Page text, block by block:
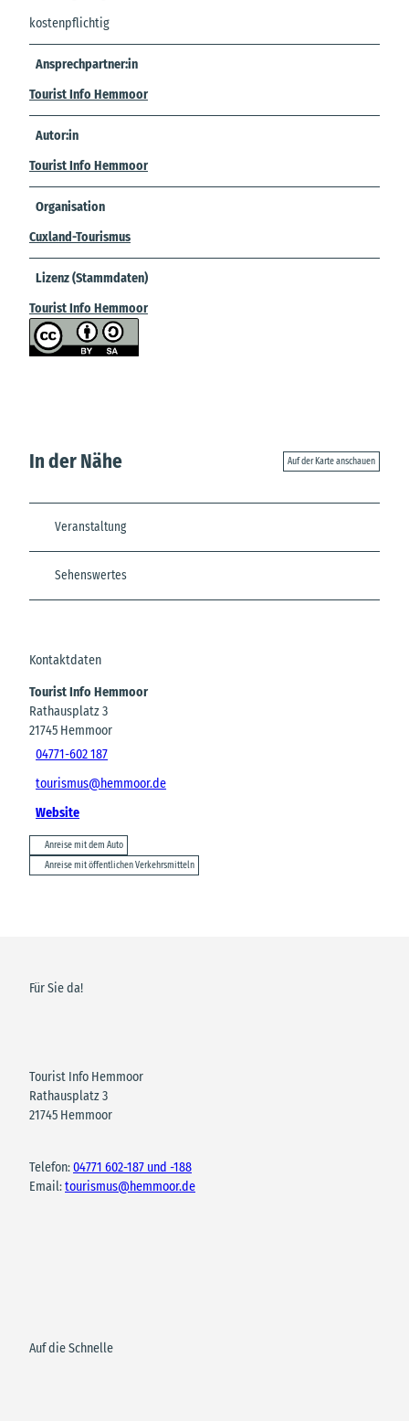
kostenpflichtig
Ansprechpartner:in
Tourist Info Hemmoor
Autor:in
Tourist Info Hemmoor
Organisation
Cuxland-Tourismus
Lizenz (Stammdaten)
Tourist Info Hemmoor
In der Nähe Auf der Karte anschauen
Veranstaltung
Sehenswertes
Kontaktdaten
Tourist Info Hemmoor
Rathausplatz 3
21745 Hemmoor
04771-602 187
tourismus@hemmoor.de
Website
Anreise mit dem Auto
Anreise mit öffentlichen Verkehrsmitteln
Für Sie da!
Tourist Info Hemmoor
Rathausplatz 3
21745 Hemmoor
Telefon:04771 602-187 und -188
Email:tourismus@hemmoor.de
Auf die Schnelle